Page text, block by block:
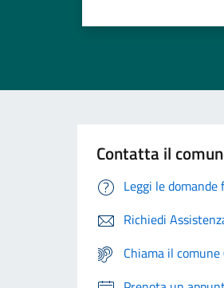
Contatta il
Leggi le
Richiedi
Chiama il